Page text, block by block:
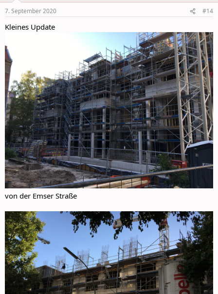
s
7. September 2020 #14
Kleines Update
von der Emser Straße